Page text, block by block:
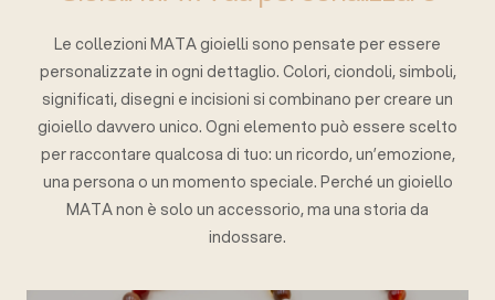
Le collezioni MATA gioielli sono pensate per essere
personalizzate in ogni dettaglio. Colori, ciondoli, simboli,
significati, disegni e incisioni si combinano per creare un
gioiello davvero unico. Ogni elemento può essere scelto
per raccontare qualcosa di tuo: un ricordo, un’emozione,
una persona o un momento speciale. Perché un gioiello
MATA non è solo un accessorio, ma una storia da
indossare.